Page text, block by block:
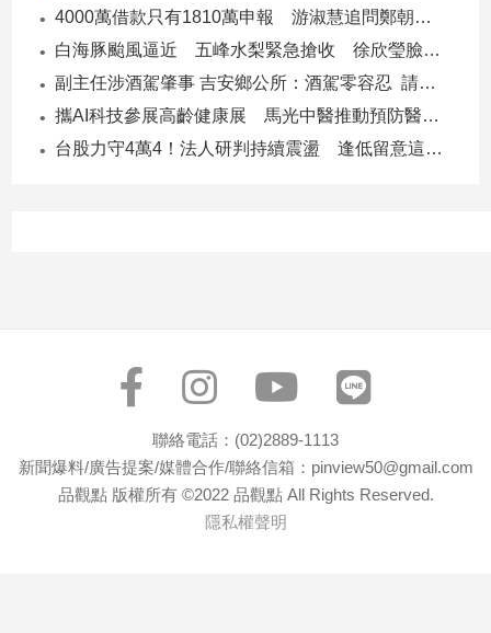
4000萬借款只有1810萬申報 游淑慧追問鄭朝方：2190萬差額去哪了
白海豚颱風逼近 五峰水梨緊急搶收 徐欣瑩臉書急呼「搶救五峰水梨」
副主任涉酒駕肇事 吉安鄉公所：酒駕零容忍 請辭獲准
攜AI科技參展高齡健康展 馬光中醫推動預防醫學迎接長壽新經濟
台股力守4萬4！法人研判持續震盪 逢低留意這些族群
聯絡電話：(02)2889-1113
新聞爆料/廣告提案/媒體合作/聯絡信箱：pinview50@gmail.com
品觀點 版權所有 ©2022 品觀點 All Rights Reserved.
隱私權聲明